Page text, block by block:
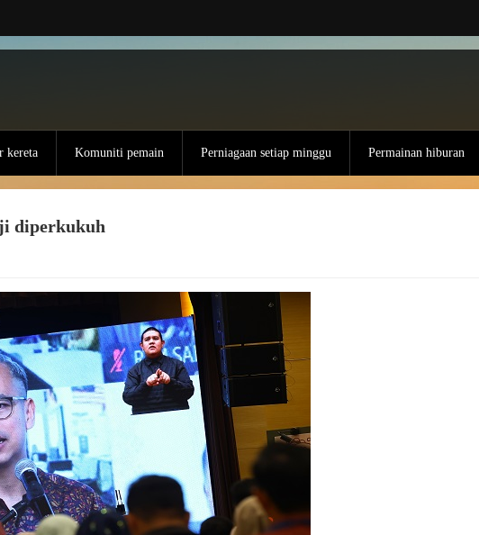
kereta Komuniti pemain Perniagaan setiap minggu Permainan hiburan
diperkukuh